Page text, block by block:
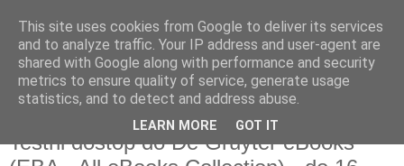
četrtek, 27. maj 2021
Testni dostop do De Gruyter eBooks
This site uses cookies from Google to deliver its services
and to analyze traffic. Your IP address and user-agent are
shared with Google along with performance and security
metrics to ensure quality of service, generate usage
statistics, and to detect and address abuse.
LEARN MORE GOT IT